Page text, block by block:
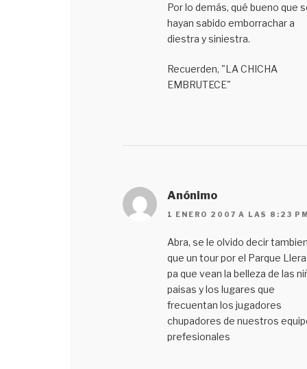
Por lo demás, qué bueno que
hayan sabido emborrachar a
diestra y siniestra.
Recuerden, "LA CHICHA
EMBRUTECE"
Anónimo
1 ENERO 2007 A LAS 8:23
Abra, se le olvido decir
que un tour por el Parque
pa que vean la belleza de las
paisas y los lugares que
frecuentan los jugadores
chupadores de nuestros
prefesionales